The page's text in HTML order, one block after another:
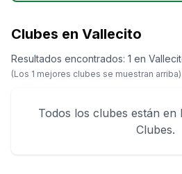
Clubes en Vallecito
Resultados encontrados: 1 en
(Los 1 mejores clubes se muestran arriba)
Todos los clubes están en
Clubes.